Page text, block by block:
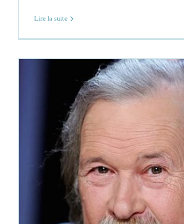
Lire la suite
Jean-Pierre Otte,L’âme
Jean-Pierre Otte Poèmes